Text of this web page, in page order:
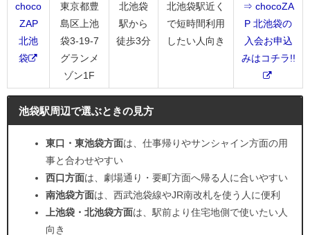
choco
ZAP
北池
袋
東京都豊
島区上池
袋3-19-7
グランメ
ゾン1F
北池袋
駅から
徒歩3分
北池袋駅近く
で短時間利用
したい人向き
⇒ chocoZA
P 北池袋の
入会お申込
みはコチラ!!
池袋駅周辺で選ぶときの見方
東口・東池袋方面は、仕事帰りやサンシャイン方面の用
事と合わせやすい
西口方面は、劇場通り・要町方面へ帰る人に合いやすい
南池袋方面は、西武池袋線やJR南改札を使う人に便利
上池袋・北池袋方面は、駅前より住宅地側で使いたい人
向き